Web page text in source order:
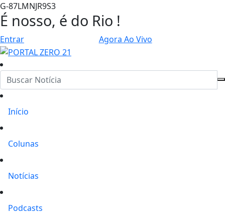
G-87LMNJR9S3
É nosso, é do Rio !
Entrar Agora Ao Vivo
Início
Colunas
Notícias
Podcasts